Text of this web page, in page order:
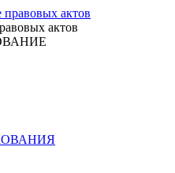
актов